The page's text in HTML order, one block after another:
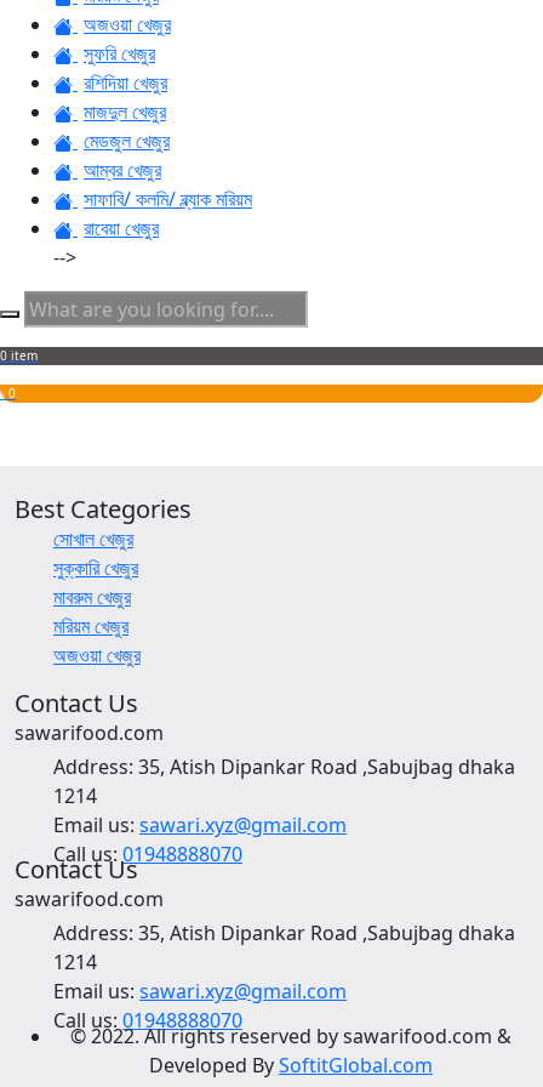
অজওয়া খেজুর
সুফরি খেজুর
রশিদিয়া খেজুর
মাজদুল খেজুর
মেডজুল খেজুর
আম্বর খেজুর
সাফাবি/ কলমি/ ব্ল্যাক মরিয়ম
রাবেয়া খেজুর
-->
0 item
৳ 0
Best Categories
সোখাল খেজুর
সুক্কারি খেজুর
মাবরুম খেজুর
মরিয়ম খেজুর
অজওয়া খেজুর
Contact Us
sawarifood.com
Address: 35, Atish Dipankar Road ,Sabujbag dhaka
1214
Email us: sawari.xyz@gmail.com
Call us: 01948888070
Contact Us
sawarifood.com
Address: 35, Atish Dipankar Road ,Sabujbag dhaka
1214
Email us: sawari.xyz@gmail.com
Call us: 01948888070
© 2022. All rights reserved by sawarifood.com &
Developed BySoftitGlobal.com